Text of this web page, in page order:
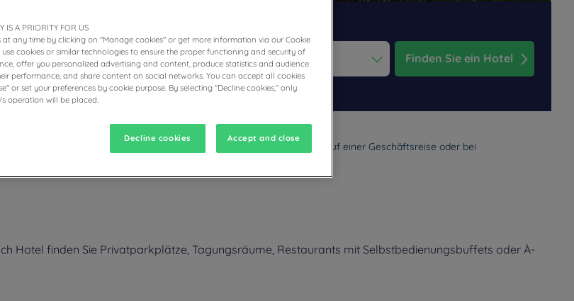
to interact with the calendar and select a date. Press the question mark key to get the keyboard shortcuts for
Navigate backward to interact with the calendar and select a date. Press the question mark key to get the
Finden Sie ein Hotel
unsere Campanile-Hotels in Creteil bieten allen Komfort, den Sie auf einer Geschäftsreise oder bei
Metro-Linie 8, mit der Sie nach Paris fahren können.
Hotel finden Sie Privatparkplätze, Tagungsräume, Restaurants mit Selbstbedienungsbuffets oder À-
IS A PRIORITY FOR US
at any time by clicking on "Manage cookies" or get more information via our Cookie
use cookies or similar technologies to ensure the proper functioning and security of
offer you personalized advertising and content, produce statistics and audience
performance, and share content on social networks. You can accept all cookies
or set your preferences by cookie purpose. By selecting "Decline cookies," only
operation will be placed.
Decline cookies Accept and close